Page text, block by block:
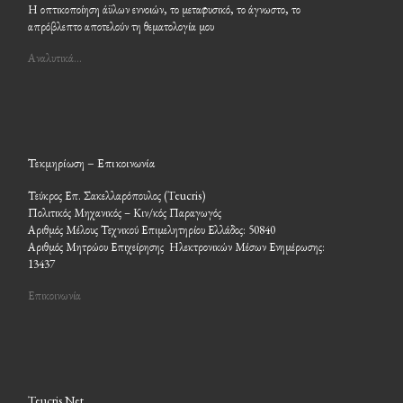
Η οπτικοποίηση άϋλων εννοιών, το μεταφυσικό, το άγνωστο, το
απρόβλεπτο αποτελούν τη θεματολογία μου
Αναλυτικά…
Τεκμηρίωση – Επικοινωνία
Τεύκρος Επ. Σακελλαρόπουλος (Teucris)
Πολιτικός Μηχανικός – Κιν/κός Παραγωγός
Αριθμός Μέλους Τεχνικού Επιμελητηρίου Ελλάδος: 50840
Αριθμός Μητρώου Επιχείρησης Ηλεκτρονικών Μέσων Ενημέρωσης:
13437
Επικοινωνία